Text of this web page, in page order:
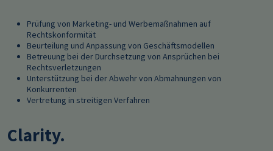
Prüfung von Marketing- und Werbemaßnahmen auf
Rechtskonformität
Beurteilung und Anpassung von Geschäftsmodellen
Betreuung bei der Durchsetzung von Ansprüchen bei
Rechtsverletzungen
Unterstützung bei der Abwehr von Abmahnungen von
Konkurrenten
Vertretung in streitigen Verfahren
Clarity.